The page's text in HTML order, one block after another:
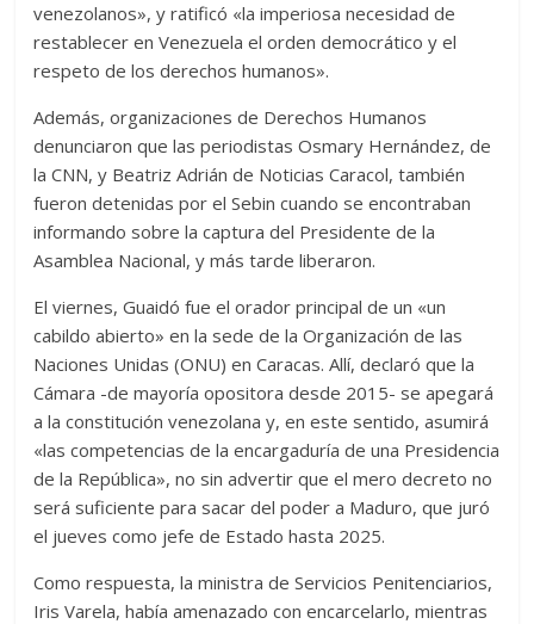
venezolanos», y ratificó «la imperiosa necesidad de
restablecer en Venezuela el orden democrático y el
respeto de los derechos humanos».
Además, organizaciones de Derechos Humanos
denunciaron que las periodistas Osmary Hernández, de
la CNN, y Beatriz Adrián de Noticias Caracol, también
fueron detenidas por el Sebin cuando se encontraban
informando sobre la captura del Presidente de la
Asamblea Nacional, y más tarde liberaron.
El viernes, Guaidó fue el orador principal de un «un
cabildo abierto» en la sede de la Organización de las
Naciones Unidas (ONU) en Caracas. Allí, declaró que la
Cámara -de mayoría opositora desde 2015- se apegará
a la constitución venezolana y, en este sentido, asumirá
«las competencias de la encargaduría de una Presidencia
de la República», no sin advertir que el mero decreto no
será suficiente para sacar del poder a Maduro, que juró
el jueves como jefe de Estado hasta 2025.
Como respuesta, la ministra de Servicios Penitenciarios,
Iris Varela, había amenazado con encarcelarlo, mientras